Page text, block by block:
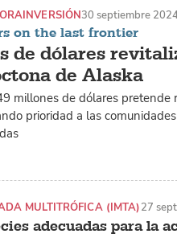
on the last frontier
de dólares
de Alaska
INVERSIÓN30 septiembre
millones de dólares pretende
prioridad a las
adecuadas para la
MULTITRÓFICA (IMTA)27